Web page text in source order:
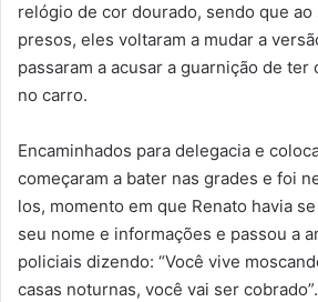
relógio de cor dourado, sendo que ao
presos, eles voltaram a mudar a
passaram a acusar a guarnição de
no carro.
Encaminhados para delegacia e
começaram a bater nas grades e foi
los, momento em que Renato havia
seu nome e informações e passou a
policiais dizendo: “Você vive
casas noturnas, você vai ser cobrado”.